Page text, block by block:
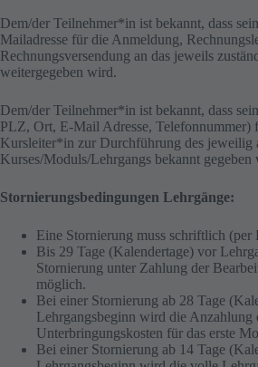
Dem/der Teilnehmer*in ist bekannt, dass
Mailadresse für die Anmeldung,
Rechnungsversendung an das jeweils
weitergegeben wird.
Dem/der Teilnehmer*in ist bekannt, dass
PLZ, Ort, E-Mail Adresse, Telefonnummer)
Kursleiter*in zur Durchführung des jeweilig
Kurses/Moduls/Lehrgangs bekannt gegeben
Stornierungsbedingungen Lehrgänge:
Eine Stornierung muss schriftlich
Bis 29 Tage (Kalendertage) vor
Stornierung unter Zahlung der
möglich.
Bei einer Stornierung ab 28 Tage
Lehrgangsbeginn wird die Anzahlung
Unterbringungskosten für das erste
Bei einer Stornierung ab 14 Tage